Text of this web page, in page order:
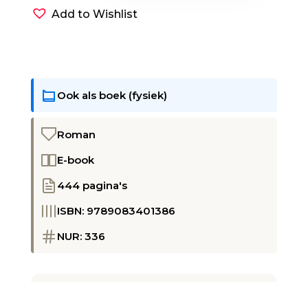
Add to Wishlist
Ook als boek (fysiek)
Roman
E-book
444 pagina's
ISBN: 9789083401386
NUR: 336